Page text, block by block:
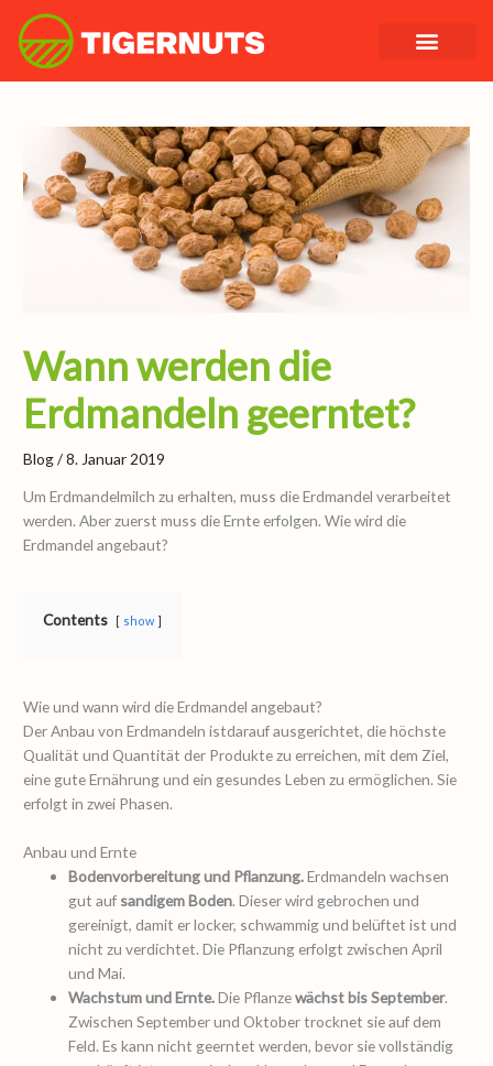
Inhalt
springen
Wann werden die
Erdmandeln geerntet?
Blog/8. Januar 2019
Um Erdmandelmilch zu erhalten, muss die Erdmandel verarbeitet
werden. Aber zuerst muss die Ernte erfolgen. Wie wird die
Erdmandel angebaut?
Contents show
Wie und wann wird die Erdmandel angebaut?
Der Anbau von Erdmandeln istdarauf ausgerichtet, die höchste
Qualität und Quantität der Produkte zu erreichen, mit dem Ziel,
eine gute Ernährung und ein gesundes Leben zu ermöglichen. Sie
erfolgt in zwei Phasen.
Anbau und Ernte
Bodenvorbereitung und Pflanzung.Erdmandeln wachsen
gut auf sandigem Boden. Dieser wird gebrochen und
gereinigt, damit er locker, schwammig und belüftet ist und
nicht zu verdichtet. Die Pflanzung erfolgt zwischen April
und Mai.
Wachstum und Ernte.Die Pflanzewächst bis September.
Zwischen September und Oktober trocknet sie auf dem
Feld. Es kann nicht geerntet werden, bevor sie vollständig